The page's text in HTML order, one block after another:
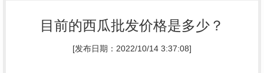
目前的西瓜批发价格是多少？
[发布日期：2022/10/14 3:37:08]